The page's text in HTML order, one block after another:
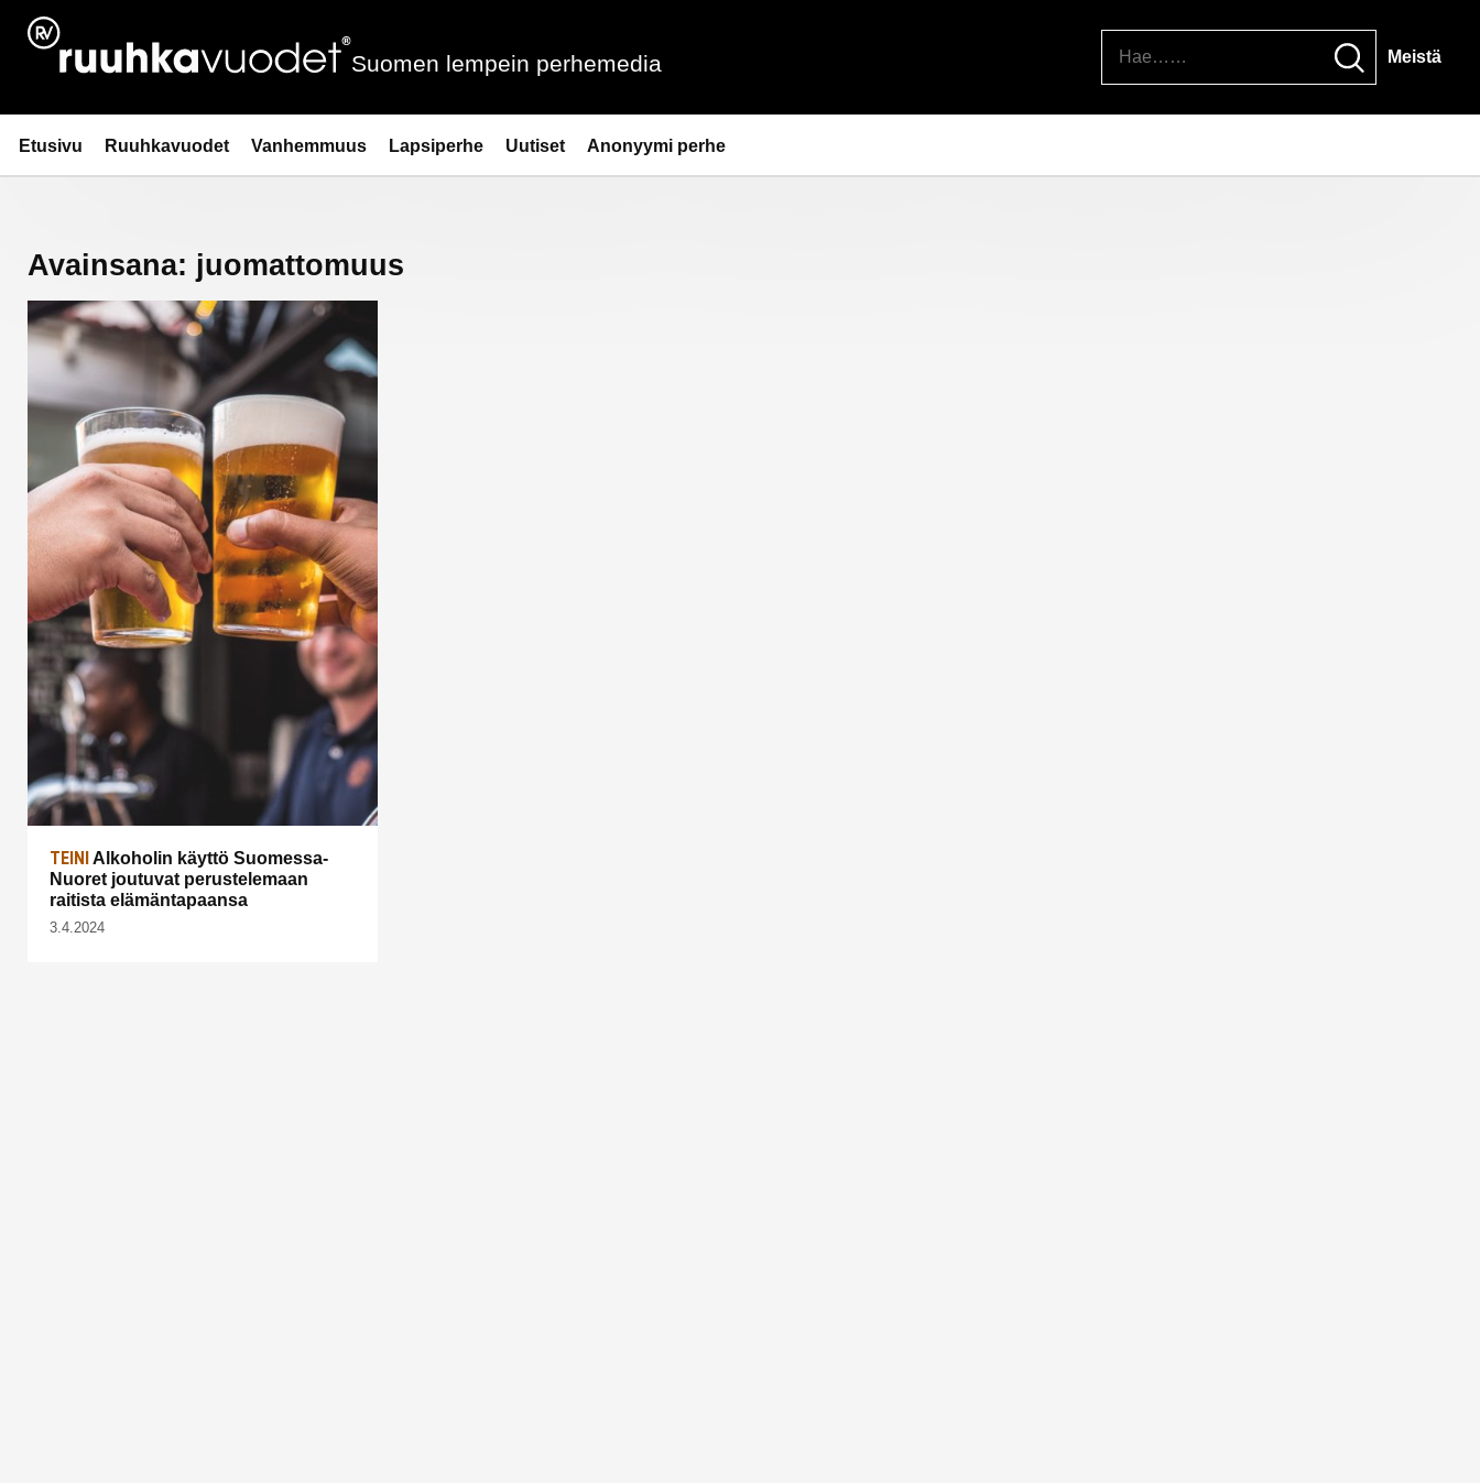
Siirry
sisältöön
Ruuhkavuodet.fi
Suomen lempein perhemedia Meistä
Etusivu Ruuhkavuodet Vanhemmuus Lapsiperhe Uutiset Anonyymi perhe
Avainsana: juomattomuus
TEINIAlkoholin käyttö Suomessa-
Nuoret joutuvat perustelemaan
raitista elämäntapaansa
3.4.2024